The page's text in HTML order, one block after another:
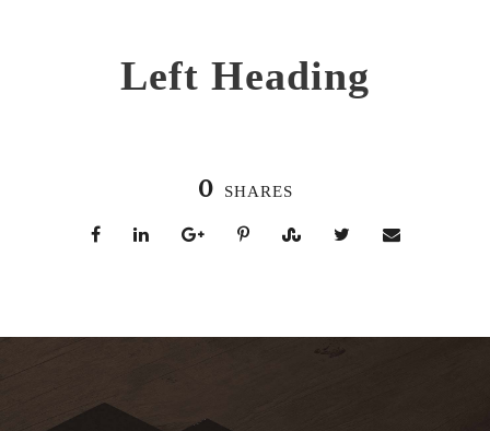
Left Heading
0 SHARES